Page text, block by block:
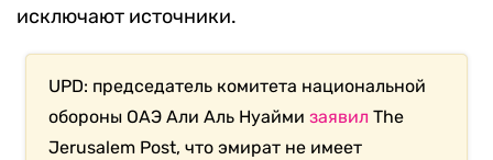
исключают источники.
UPD: председатель комитета национальной
обороны ОАЭ Али Аль Нуаймизаявил The
Jerusalem Post, что эмират не имеет